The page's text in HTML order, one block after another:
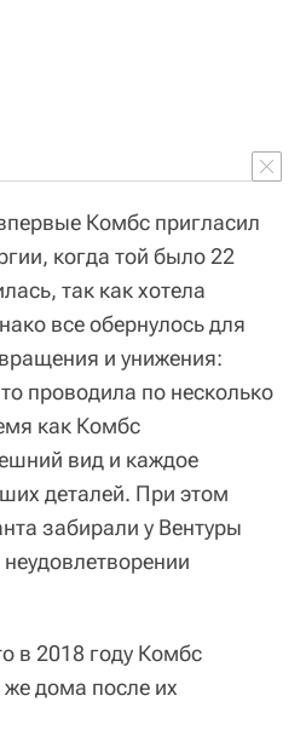
Комбс пригласил
когда той было 22
так как хотела
все обернулось для
и унижения:
проводила по несколько
как Комбс
вид и каждое
деталей. При этом
забирали у Вентуры
в 2018 году Комбс
же дома после их